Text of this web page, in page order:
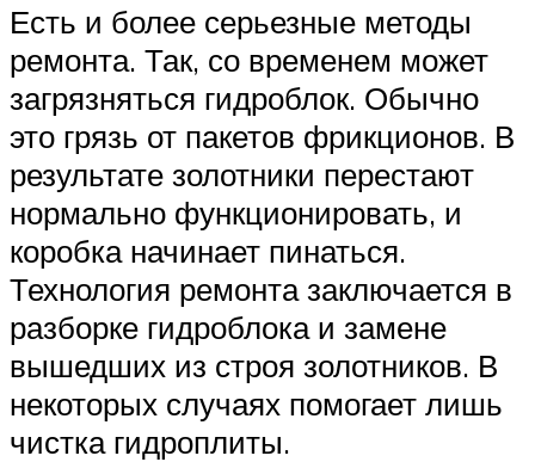
Есть и более серьезные методы
ремонта. Так, со временем может
загрязняться гидроблок. Обычно
это грязь от пакетов фрикционов. В
результате золотники перестают
нормально функционировать, и
коробка начинает пинаться.
Технология ремонта заключается в
разборке гидроблока и замене
вышедших из строя золотников. В
некоторых случаях помогает лишь
чистка гидроплиты.